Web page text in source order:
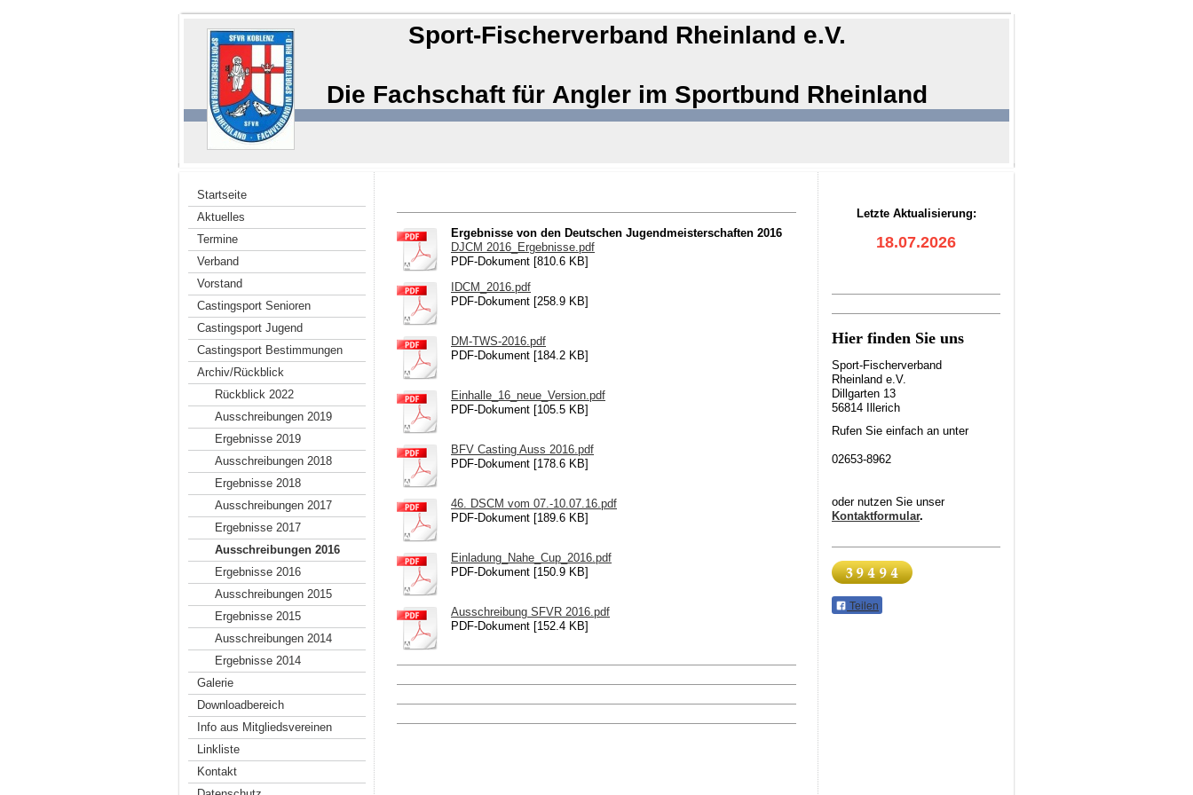
Sport-Fischerverband Rheinland e.V.
Die Fachschaft für Angler im Sportbund Rheinland
Startseite
Aktuelles
Termine
Verband
Vorstand
Castingsport Senioren
Castingsport Jugend
Castingsport Bestimmungen
Archiv/Rückblick
Rückblick 2022
Ausschreibungen 2019
Ergebnisse 2019
Ausschreibungen 2018
Ergebnisse 2018
Ausschreibungen 2017
Ergebnisse 2017
Ausschreibungen 2016
Ergebnisse 2016
Ausschreibungen 2015
Ergebnisse 2015
Ausschreibungen 2014
Ergebnisse 2014
Galerie
Downloadbereich
Info aus Mitgliedsvereinen
Linkliste
Kontakt
Ergebnisse von den Deutschen Jugendmeisterschaften 2016
DJCM 2016_Ergebnisse.pdf
PDF-Dokument [810.6 KB]
IDCM_2016.pdf
PDF-Dokument [258.9 KB]
DM-TWS-2016.pdf
PDF-Dokument [184.2 KB]
Einhalle_16_neue_Version.pdf
PDF-Dokument [105.5 KB]
BFV Casting Auss 2016.pdf
PDF-Dokument [178.6 KB]
46. DSCM vom 07.-10.07.16.pdf
PDF-Dokument [189.6 KB]
Einladung_Nahe_Cup_2016.pdf
PDF-Dokument [150.9 KB]
Ausschreibung SFVR 2016.pdf
PDF-Dokument [152.4 KB]
Letzte Aktualisierung:
18.07.2026
Hier finden Sie uns
Sport-Fischerverband
Rheinland e.V.
Dillgarten 13
56814 Illerich
Rufen Sie einfach an unter
02653-8962
oder nutzen Sie unser
Kontaktformular.
Teilen